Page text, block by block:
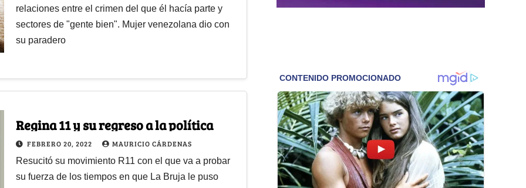
relaciones entre el crimen del que él hacía parte y
sectores de "gente bien". Mujer venezolana dio con
su paradero
Regina 11 y su regreso a la política
FEBRERO 20, 2022 MAURICIO CÁRDENAS
Resucitó su movimiento R11 con el que va a probar
su fuerza de los tiempos en que La Bruja le puso